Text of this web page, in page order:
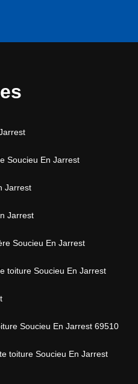
Soucieu En Jarrest
Jarrest
Jarrest
Soucieu En Jarrest
toiture Soucieu En Jarrest
Soucieu En Jarrest 69510
toiture Soucieu En Jarrest